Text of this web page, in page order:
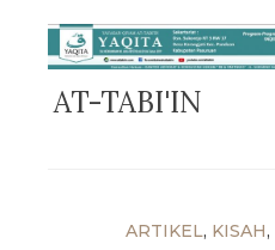
Skip
content
AT-TABI'IN
ARTIKEL, KISAH,